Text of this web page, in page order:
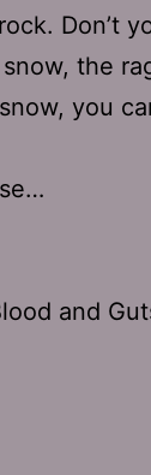
Don’t
the
you
and